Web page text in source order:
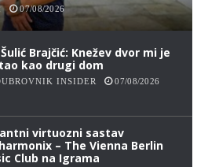
07/08/2026
Brajčić: Knežev dvor mi je
kao drugi dom
INSIDER 07/08/2026
virtuozni sastav
– The Vienna Berlin
Club na Igrama